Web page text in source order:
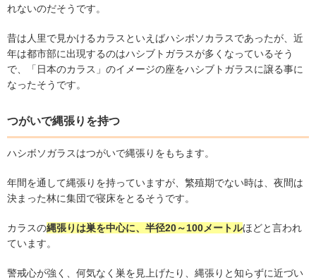
れないのだそうです。
昔は人里で見かけるカラスといえばハシボソカラスであったが、近
年は都市部に出現するのはハシブトガラスが多くなっているそう
で、「日本のカラス」のイメージの座をハシブトガラスに譲る事に
なったそうです。
つがいで縄張りを持つ
ハシボソガラスはつがいで縄張りをもちます。
年間を通して縄張りを持っていますが、繁殖期でない時は、夜間は
決まった林に集団で寝床をとるそうです。
カラスの縄張りは巣を中心に、半径20～100メートルほどと言われ
ています。
警戒心が強く、何気なく巣を見上げたり、縄張りと知らずに近づい